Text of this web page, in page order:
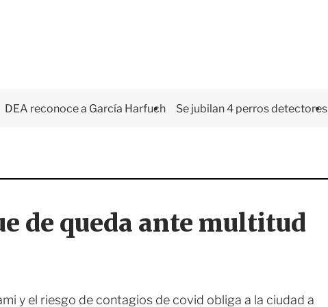
DEA reconoce a García Harfuch Se jubilan 4 perros detectores
de queda ante multitud
y el riesgo de contagios de covid obliga a la ciudad a